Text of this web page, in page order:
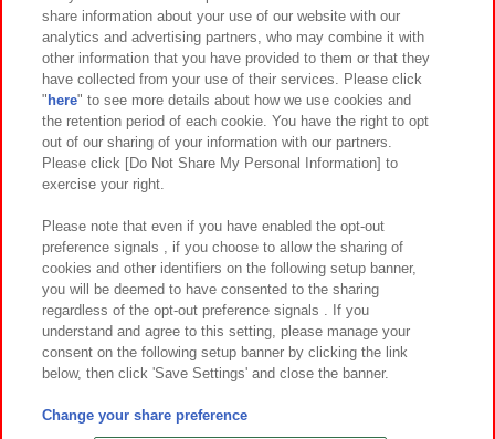
イベント・キャンペーン
関連会社 サステナビリティ サイトポリシー
プライバシーポリシー ウェブアクセシビリティ方針と検証結果
お取引先さまとともに
カスタマーハラスメント対応方針 よくあるご質問・お問い合わせ
©Bandai Namco Amusement Inc.
©Bandai Namco Amusement Lab Inc.
share information about your use of our website with our
analytics and advertising partners, who may combine it with
other information that you have provided to them or that they
have collected from your use of their services. Please click
" here" to see more details about how we use cookies and
the retention period of each cookie. You have the right to opt
out of our sharing of your information with our partners.
Please click [Do Not Share My Personal Information] to
exercise your right.
Please note that even if you have enabled the opt-out
preference signals , if you choose to allow the sharing of
cookies and other identifiers on the following setup banner,
you will be deemed to have consented to the sharing
regardless of the opt-out preference signals . If you
understand and agree to this setting, please manage your
consent on the following setup banner by clicking the link
below, then click 'Save Settings' and close the banner.
Change your share preference